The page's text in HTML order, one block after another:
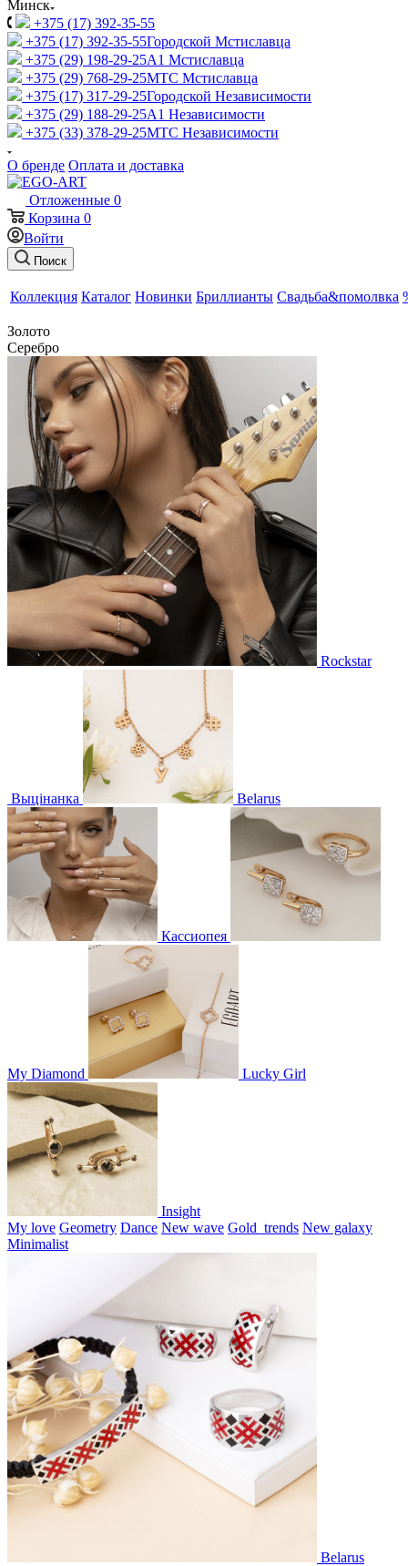
Минск
+375 (17) 392-35-55
+375 (17) 392-35-55Городской Мстиславца
+375 (29) 198-29-25A1 Мстиславца
+375 (29) 768-29-25МТС Мстиславца
+375 (17) 317-29-25Городской Независимости
+375 (29) 188-29-25A1 Независимости
+375 (33) 378-29-25МТС Независимости
О бренде Оплата и доставка
Отложенные 0
Корзина 0
Войти
Поиск
Коллекция Каталог Новинки Бриллианты Свадьба&помолвка
Золото
Серебро
Rockstar
Выцінанка Belarus
Кассиопея
My Diamond Lucky Girl
Insight
My love Geometry Dance New wave Gold_trends New galaxy
Minimalist
Belarus